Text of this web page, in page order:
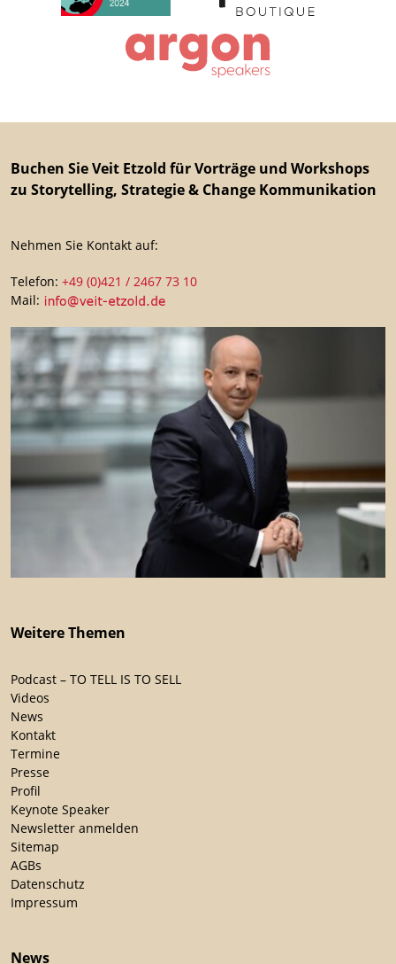
Buchen Sie Veit Etzold für Vorträge und Workshops
zu Storytelling, Strategie & Change Kommunikation
Nehmen Sie Kontakt auf:
Telefon: +49 (0)421 / 2467 73 10
Mail:
Weitere Themen
Podcast – TO TELL IS TO SELL
Videos
News
Kontakt
Termine
Presse
Profil
Keynote Speaker
Newsletter anmelden
Sitemap
AGBs
Datenschutz
Impressum
News